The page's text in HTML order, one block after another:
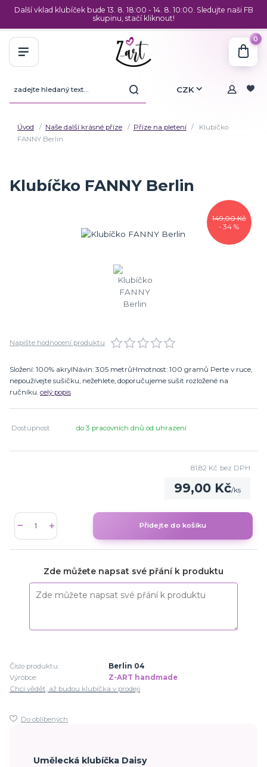
Další vklad klubíček bude 13. 8. 18:00 - 14. 8. 10:00. Sledujte naši FB
skupinu, stačí kliknout!
CZK
0
Úvod Naše další krásné příze Příze na pletení
Klubíčko
FANNY Berlin
Klubíčko FANNY Berlin
149,00 Kč
- 34 %
Napište hodnocení produktu
Složení: 100% akrylNávin: 305 metrůHmotnost: 100 gramů Perte v ruce,
nepoužívejte sušičku, nežehlete, doporučujeme sušit rozložené na
ručníku. celý popis
Dostupnost do 3 pracovních dnů od uhrazení
99,00 Kč/ks
81,82 Kč bez DPH
Přidejte do košíku
Zde můžete napsat své přání k produktu
Číslo produktu:
Berlin 04
Výrobce:
Z-ART handmade
Chci vědět, až budou klubíčka v prodeji
Do oblíbených
Umělecká klubíčka Daisy